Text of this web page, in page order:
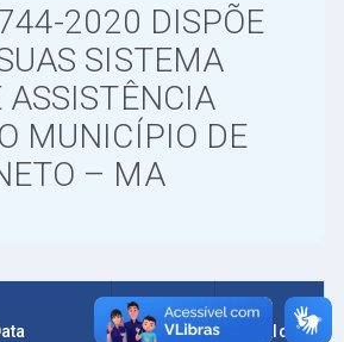
2020 DISPÕE
SISTEMA
ASSISTÊNCIA
MUNICÍPIO DE
– MA
Tamanho Download